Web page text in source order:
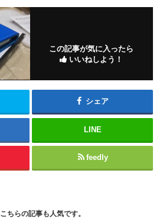
この記事が気に入ったら
いいねしよう！
シェア
LINE
feedly
こちらの記事も人気です。